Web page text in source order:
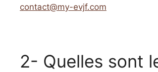
contact@my-evjf.com
2- Quelles sont